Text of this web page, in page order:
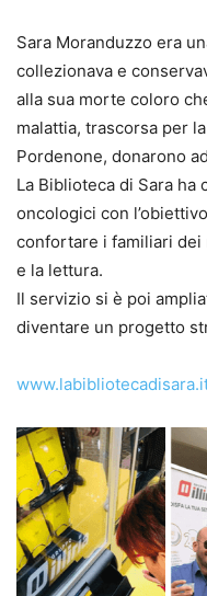
Sara Moranduzzo era
collezionava e
alla sua morte coloro
malattia, trascorsa per
Pordenone, donarono
La Biblioteca di Sara ha
oncologici con
confortare i familiari
e la lettura.
Il servizio si è poi
diventare un progetto